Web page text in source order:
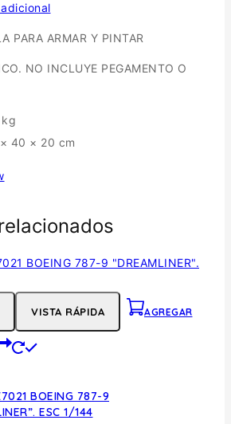
PARA ARMAR Y PINTAR
NO INCLUYE PEGAMENTO O
kg
40 × 20 cm
VISTA RÁPIDA AGREGAR
BOEING 787-9
ESC 1/144